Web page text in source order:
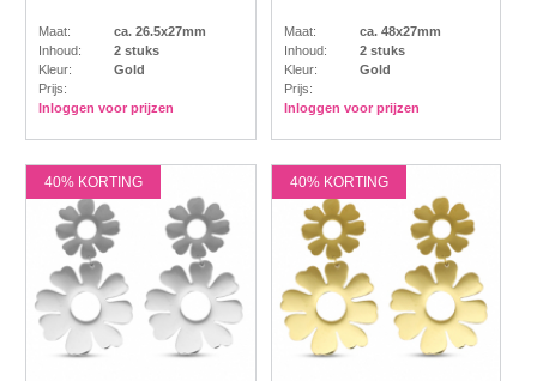
Maat:
ca. 26.5x27mm
Inhoud:
2 stuks
Kleur:
Gold
Prijs:
Inloggen voor prijzen
Maat:
ca. 48x27mm
Inhoud:
2 stuks
Kleur:
Gold
Prijs:
Inloggen voor prijzen
40% KORTING 40% KORTING